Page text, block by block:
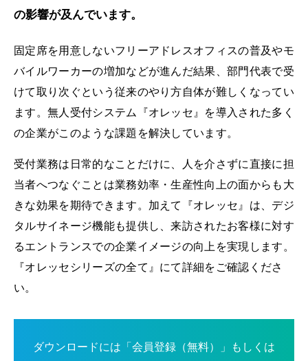
の影響が及んでいます。
固定席を用意しないフリーアドレスオフィスの普及やモ
バイルワーカーの増加などが進んだ結果、部門代表で受
けて取り次ぐという従来のやり方自体が難しくなってい
ます。無人受付システム『オレッセ』を導入された多く
の企業がこのような課題を解決しています。
受付業務は日常的なことだけに、人を介さずに直接に担
当者へつなぐことは業務効率・生産性向上の面からも大
きな効果を期待できます。加えて『オレッセ』は、デジ
タルサイネージ機能も提供し、来訪されたお客様に対す
るエントランスでの企業イメージの向上を実現します。
『オレッセシリーズの全て』にて詳細をご確認くださ
い。
ダウンロードには「会員登録（無料）」もしくは